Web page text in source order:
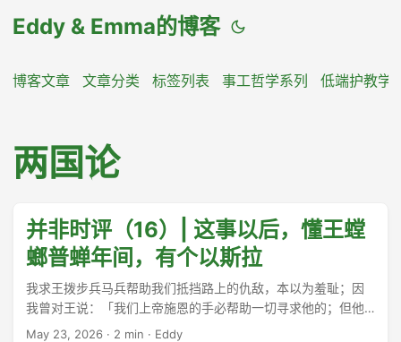
Eddy & Emma的博客
博客文章 文章分类 标签列表 事工哲学系列 低端护教学
两国论
并非时评（16）| 这事以后，懂王螳
螂普蝉年间，有个以斯拉
我求王拨步兵马兵帮助我们抵挡路上的仇敌，本以为羞耻；因
我曾对王说：「我们上帝施恩的手必帮助一切寻求他的；但他
的能力和忿怒必攻击一切离弃他的。」 ——by 西莱雅的儿子以
May 23, 2026 · 2 min · Eddy